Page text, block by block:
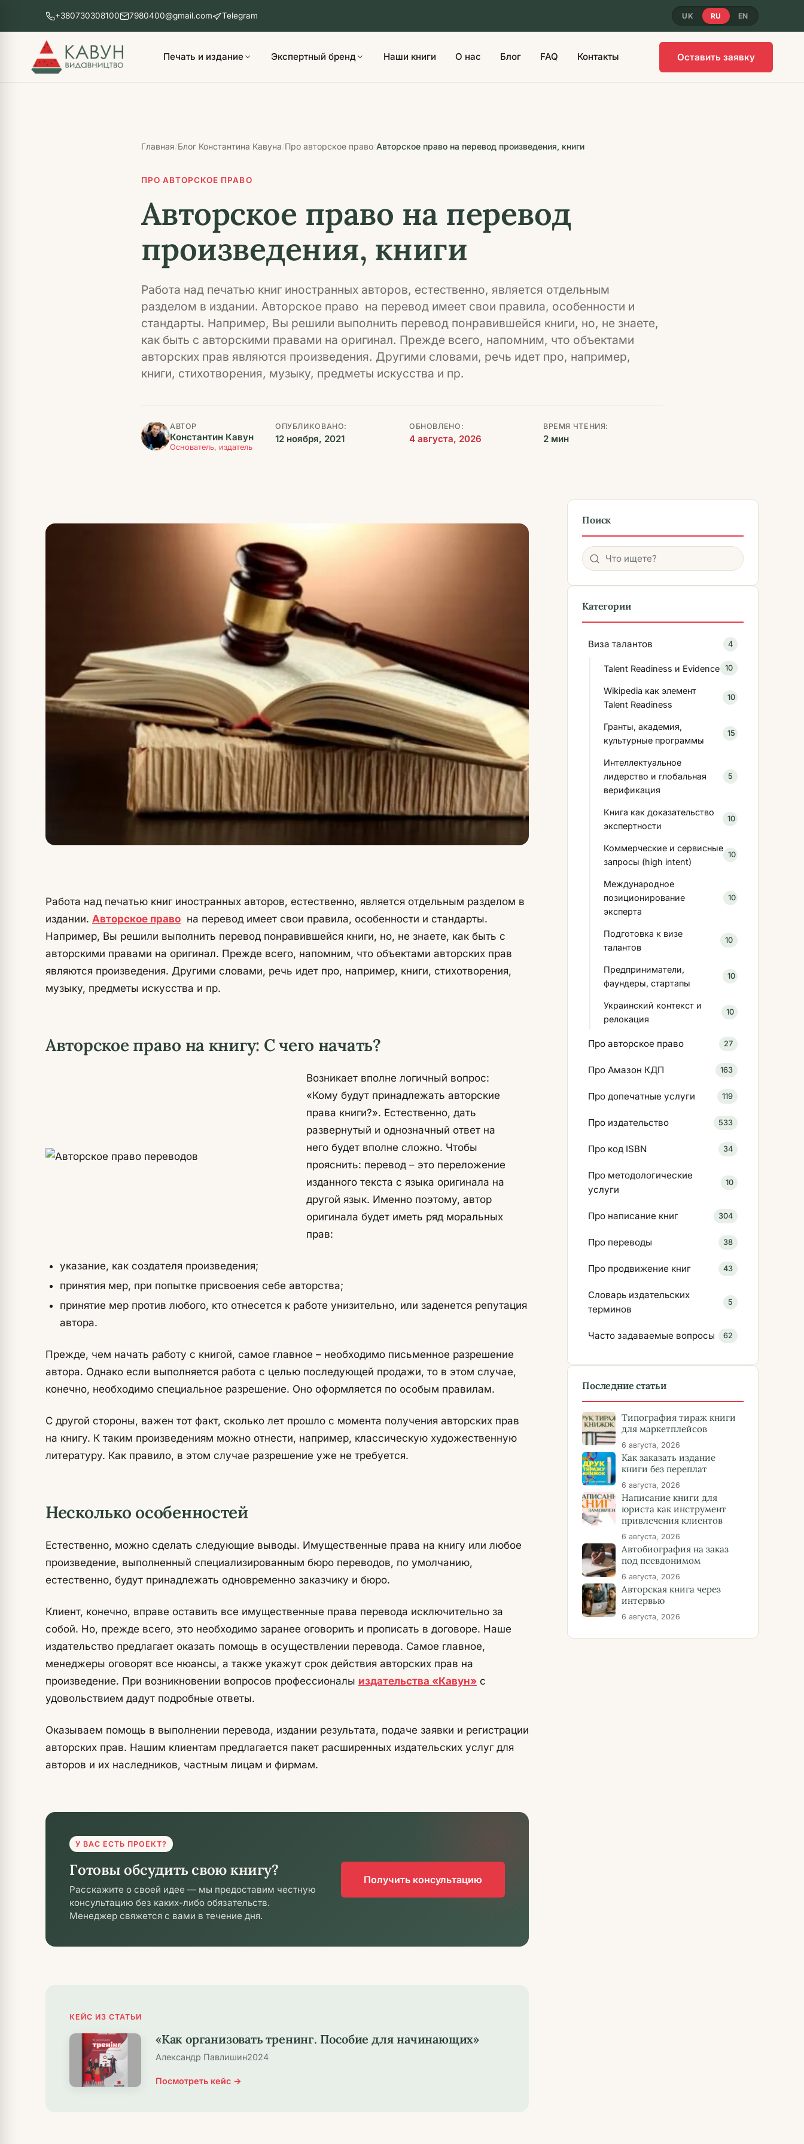
контенту
+380730308100 7980400@gmail.com Telegram UK RU EN
Печать и издание Экспертный бренд Наши книги О нас Блог FAQ Контакты Оставить заявку
Главная/Блог Константина Кавуна/Про авторское право/Авторское право на перевод произведения, книги
ПРО АВТОРСКОЕ ПРАВО
Авторское право на перевод
произведения, книги
Работа над печатью книг иностранных авторов, естественно, является отдельным
разделом в издании. Авторское право на перевод имеет свои правила, особенности и
стандарты. Например, Вы решили выполнить перевод понравившейся книги, но, не знаете,
как быть с авторскими правами на оригинал. Прежде всего, напомним, что объектами
авторских прав являются произведения. Другими словами, речь идет про, например,
книги, стихотворения, музыку, предметы искусства и пр.
АВТОР
Константин Кавун
Основатель, издатель
ОПУБЛИКОВАНО:
12 ноября, 2021
ОБНОВЛЕНО:
4 августа, 2026
ВРЕМЯ ЧТЕНИЯ:
2 мин
Работа над печатью книг иностранных авторов, естественно, является отдельным разделом в
издании. Авторское право на перевод имеет свои правила, особенности и стандарты.
Например, Вы решили выполнить перевод понравившейся книги, но, не знаете, как быть с
авторскими правами на оригинал. Прежде всего, напомним, что объектами авторских прав
являются произведения. Другими словами, речь идет про, например, книги, стихотворения,
музыку, предметы искусства и пр.
Авторское право на книгу: С чего начать?
Возникает вполне логичный вопрос:
«Кому будут принадлежать авторские
права книги?». Естественно, дать
развернутый и однозначный ответ на
него будет вполне сложно. Чтобы
прояснить: перевод – это переложение
изданного текста с языка оригинала на
другой язык. Именно поэтому, автор
оригинала будет иметь ряд моральных
прав:
указание, как создателя произведения;
принятия мер, при попытке присвоения себе авторства;
принятие мер против любого, кто отнесется к работе унизительно, или заденется репутация
автора.
Прежде, чем начать работу с книгой, самое главное – необходимо письменное разрешение
автора. Однако если выполняется работа с целью последующей продажи, то в этом случае,
конечно, необходимо специальное разрешение. Оно оформляется по особым правилам.
С другой стороны, важен тот факт, сколько лет прошло с момента получения авторских прав
на книгу. К таким произведениям можно отнести, например, классическую художественную
литературу. Как правило, в этом случае разрешение уже не требуется.
Несколько особенностей
Естественно, можно сделать следующие выводы. Имущественные права на книгу или любое
произведение, выполненный специализированным бюро переводов, по умолчанию,
естественно, будут принадлежать одновременно заказчику и бюро.
Клиент, конечно, вправе оставить все имущественные права перевода исключительно за
собой. Но, прежде всего, это необходимо заранее оговорить и прописать в договоре. Наше
издательство предлагает оказать помощь в осуществлении перевода. Самое главное,
менеджеры оговорят все нюансы, а также укажут срок действия авторских прав на
произведение. При возникновении вопросов профессионалы издательства «Кавун» с
удовольствием дадут подробные ответы.
Оказываем помощь в выполнении перевода, издании результата, подаче заявки и регистрации
авторских прав. Нашим клиентам предлагается пакет расширенных издательских услуг для
авторов и их наследников, частным лицам и фирмам.
У ВАС ЕСТЬ ПРОЕКТ?
Готовы обсудить свою книгу?
Расскажите о своей идее — мы предоставим честную
консультацию без каких-либо обязательств.
Менеджер свяжется с вами в течение дня.
Получить консультацию
КЕЙС ИЗ СТАТЬИ
«Как организовать тренинг. Пособие для начинающих»
Александр Павлишин2024
Посмотреть кейс →
Поиск
Поиск
Категории
Виза талантов 4
Talent Readiness и Evidence 10
Wikipedia как элемент
Talent Readiness
10
Гранты, академия,
культурные программы
15
Интеллектуальное
лидерство и глобальная
верификация
5
Книга как доказательство
экспертности
10
Коммерческие и сервисные
запросы (high intent)
10
Международное
позиционирование
эксперта
10
Подготовка к визе
талантов
10
Предприниматели,
фаундеры, стартапы
10
Украинский контекст и
релокация
10
Про авторское право 27
Про Амазон КДП 163
Про допечатные услуги 119
Про издательство 533
Про код ISBN 34
Про методологические
услуги
10
Про написание книг 304
Про переводы 38
Про продвижение книг 43
Словарь издательских
терминов
5
Часто задаваемые вопросы 62
Последние статьи
Типография тираж книги
для маркетплейсов
6 августа, 2026
Как заказать издание
книги без переплат
6 августа, 2026
Написание книги для
юриста как инструмент
привлечения клиентов
6 августа, 2026
Автобиография на заказ
под псевдонимом
6 августа, 2026
Авторская книга через
интервью
6 августа, 2026